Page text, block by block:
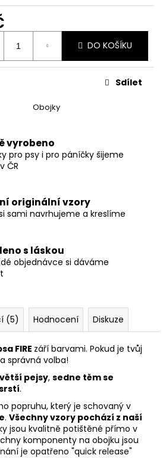
DO KOŠÍKU
Obojky
Sdílet
vyrobeno
pro psy i pro páníčky šijeme
ČR
originální vzory
sami navrhujeme a kreslíme
s láskou
objednávce si dáváme
(5) Hodnocení Diskuze
FIRE září barvami. Pokud je tvůj
správná volba!
pejsy, sedne těm se
.
popruhu, který je schovaný v
. Všechny vzory pochází z naší
jsou kvalitně potištěné přímo v
komponenty na obojku jsou
je opatřeno "quick release"